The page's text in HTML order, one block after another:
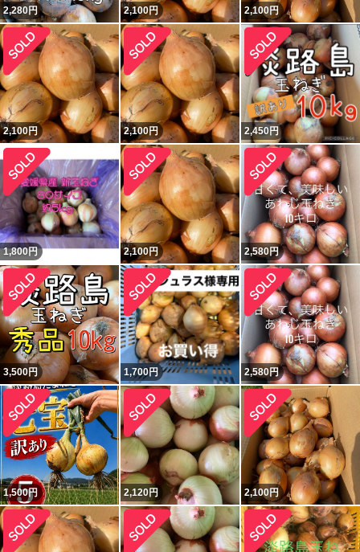
2,280円 2,100円 2,100円
2,100円 2,100円 2,450円
1,800円 2,100円 2,580円
3,500円 1,700円 2,580円
1,500円 2,120円 2,100円